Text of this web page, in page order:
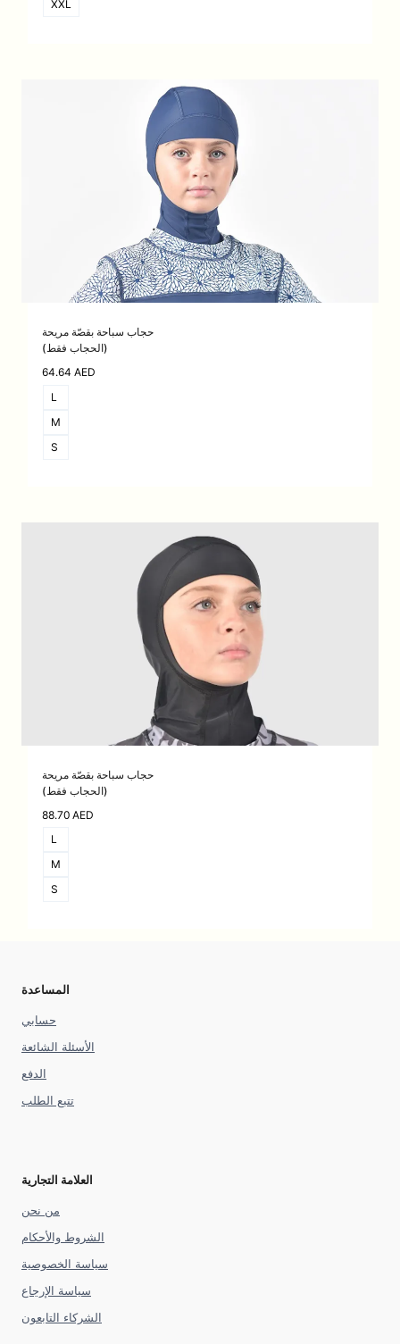
XXL
حجاب سباحة بقصّة مريحة
(الحجاب فقط)
64.64 AED
L
M
S
حجاب سباحة بقصّة مريحة
(الحجاب فقط)
88.70 AED
L
M
S
المساعدة
حسابي
الأسئلة الشائعة
الدفع
تتبع الطلب
العلامة التجارية
من نحن
الشروط والأحكام
سياسة الخصوصية
سياسة الإرجاع
الشركاء التابعون